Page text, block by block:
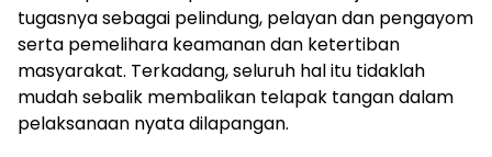
tugasnya sebagai pelindung, pelayan dan pengayom
serta pemelihara keamanan dan ketertiban
masyarakat. Terkadang, seluruh hal itu tidaklah
mudah sebalik membalikan telapak tangan dalam
pelaksanaan nyata dilapangan.